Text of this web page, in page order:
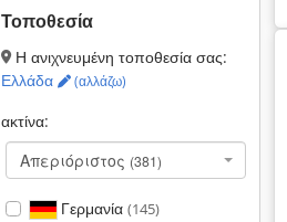
Τοποθεσία
Η ανιχνευμένη τοποθεσία σας:
Ελλάδα
(αλλάζω)
ακτίνα:
Απεριόριστος (381)
Γερμανία (145)